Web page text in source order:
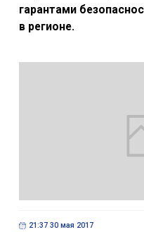
гарантами
в регионе.
21:37 30 мая 2017